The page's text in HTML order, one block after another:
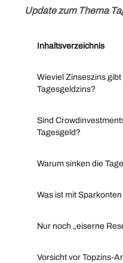
Update zum Thema
Inhaltsverzeichnis
Wieviel Zinseszins
Tagesgeldzins?
Sind
Tagesgeld?
Warum sinken die
Was ist mit
Nur noch „eiserne
Vorsicht vor Topzins-